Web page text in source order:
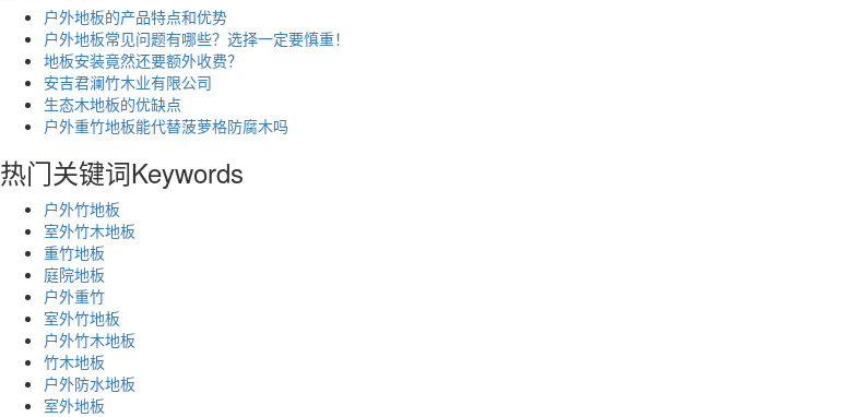
户外地板的产品特点和优势
户外地板常见问题有哪些？选择一定要慎重！
地板安装竟然还要额外收费？
安吉君澜竹木业有限公司
生态木地板的优缺点
户外重竹地板能代替菠萝格防腐木吗
热门关键词Keywords
户外竹地板
室外竹木地板
重竹地板
庭院地板
户外重竹
室外竹地板
户外竹木地板
竹木地板
户外防水地板
室外地板